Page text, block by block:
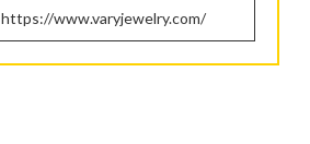
https://www.varyjewelry.com/